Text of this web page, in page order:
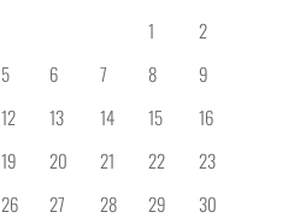
1
2
5 6 7 8
9
12 13 14 15
16
19 20 21 22
23
26 27 28 29
30